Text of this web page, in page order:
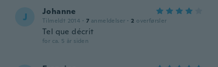
J Johanne
Tilmeldt 2014 · 7 anmeldelser · 2 overførsler
Tel que décrit
for ca. 5 år siden